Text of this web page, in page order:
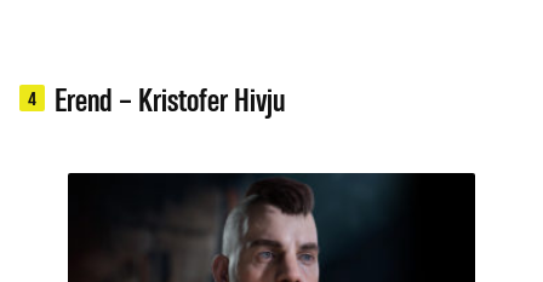
4 Erend – Kristofer Hivju